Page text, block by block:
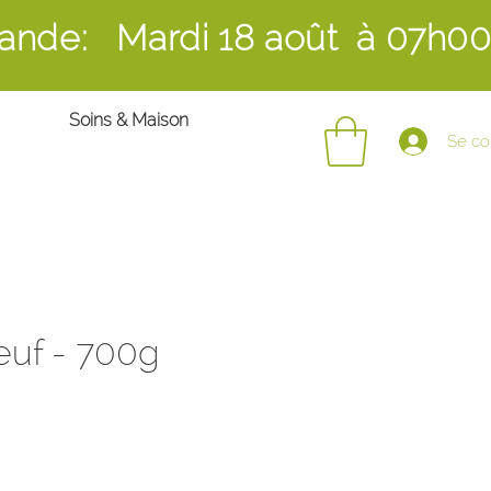
Mardi 18 août à 07h00
Soins & Maison
Se
- 700g